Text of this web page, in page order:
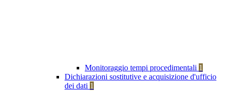
Monitoraggio tempi procedimentali 1
Dichiarazioni sostitutive e acquisizione d'ufficio
dei dati 1